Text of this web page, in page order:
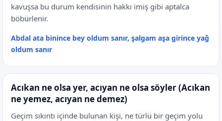
kavuşsa bu durum kendisinin hakkı imiş gibi aptalca
böbürlenir.
Abdal ata binince bey oldum sanır, şalgam aşa girince yağ
oldum sanır
Acıkan ne olsa yer, acıyan ne olsa söyler (Acıkan
ne yemez, acıyan ne demez)
Geçim sıkıntı içinde bulunan kişi, ne türlü bir geçim yolu